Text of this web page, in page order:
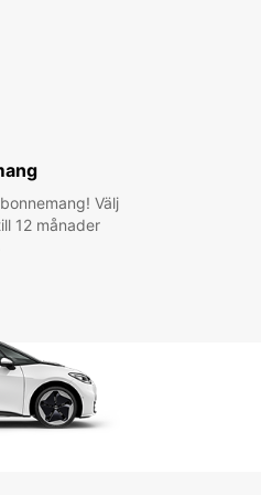
Välj
12 månader